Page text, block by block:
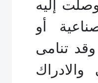
إليه
أو
وقد تنامى